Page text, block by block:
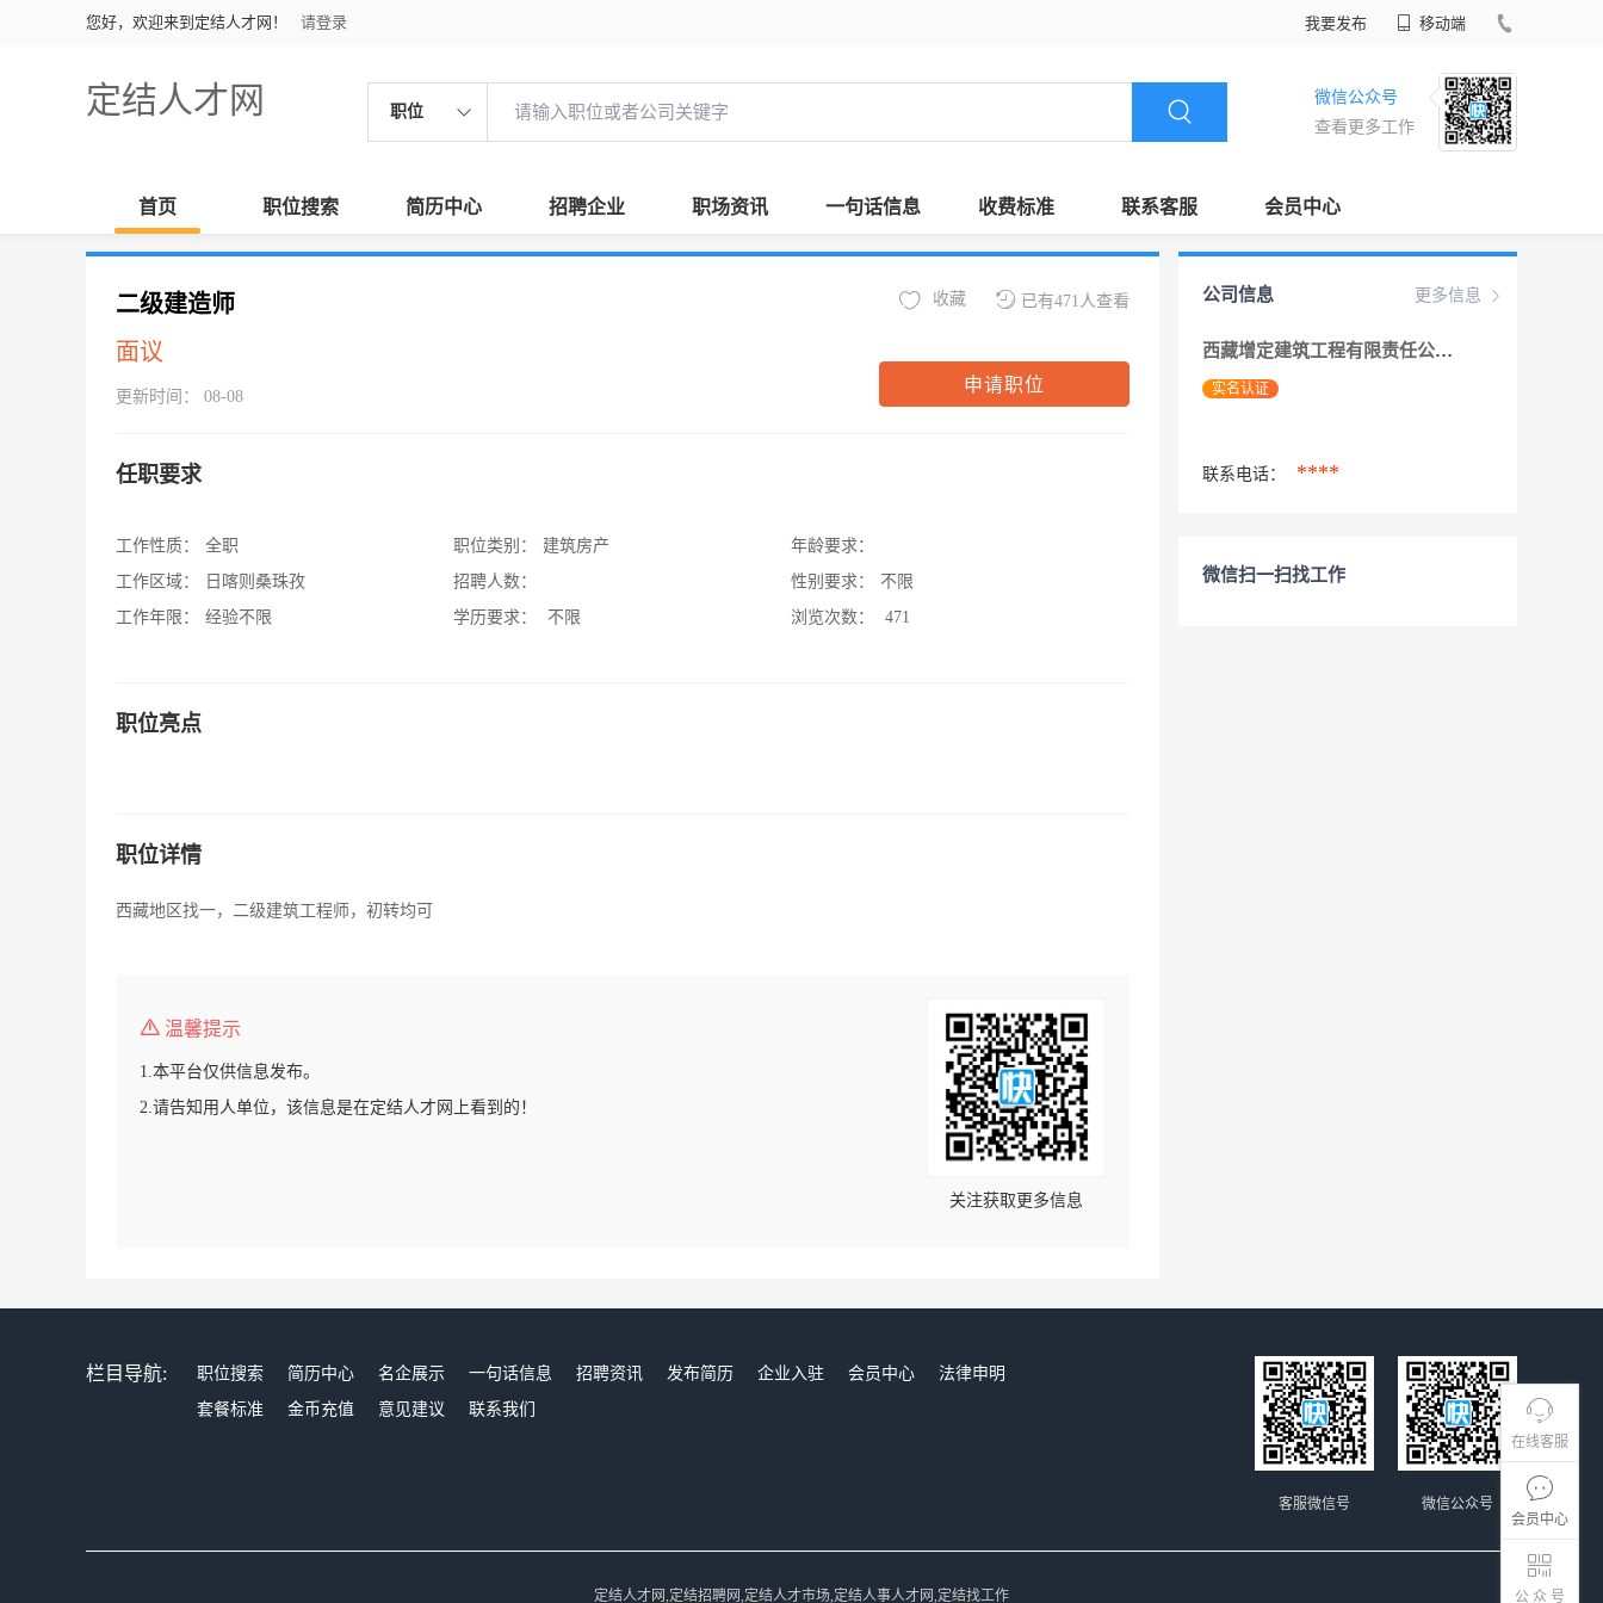
您好，欢迎来到定结人才网！ 请登录 我要发布 移动端
定结人才网 职位
微信公众号
查看更多工作
首页 职位搜索 简历中心 招聘企业 职场资讯 一句话信息 收费标准 联系客服 会员中心
在线客服
会员中心
公 众 号
二级建造师
面议
更新时间： 08-08
已有471人查看
收藏
申请职位
任职要求
工作性质：
全职
工作区域：
日喀则桑珠孜
工作年限：
经验不限
职位类别：
建筑房产
招聘人数：
学历要求：
不限
年龄要求：
性别要求：
不限
浏览次数：
471
职位亮点
职位详情
西藏地区找一，二级建筑工程师，初转均可
温馨提示
1.本平台仅供信息发布。
2.请告知用人单位，该信息是在定结人才网上看到的！
关注获取更多信息
更多信息
公司信息
西藏增定建筑工程有限责任公司
实名认证
联系电话： ****
微信扫一扫找工作
栏目导航: 职位搜索 简历中心 名企展示 一句话信息 招聘资讯 发布简历 企业入驻 会员中心
法律申明
套餐标准
金币充值 意见建议 联系我们
微信公众号
客服微信号
定结人才网,定结招聘网,定结人才市场,定结人事人才网,定结找工作